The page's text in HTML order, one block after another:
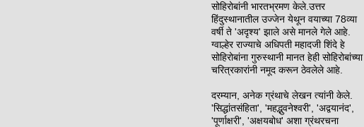
सोहिरोबांनी भारतभ्रमण केले.उत्तर
हिंदुस्थानातील उज्जेन येथून वयाच्या 78व्या
वर्षी ते 'अदृश्य' झाले असे मानले गेले आहे.
ग्वाल्हेर राज्याचे अधिपती महादजी शिंदे हे
सोहिरोबांना गुरुस्थानी मानत हेही सोहिरोबांच्या
चरित्रकारांनी नमूद करून ठेवलेले आहे.
दरम्यान, अनेक ग्रंथाचे लेखन त्यांनी केले.
'सिद्धांतसंहिता', 'महद्भुवनेश्‍वरी', 'अद्वयानंद',
'पूर्णाक्षरी', 'अक्षयबोध' अशा ग्रंथरचना